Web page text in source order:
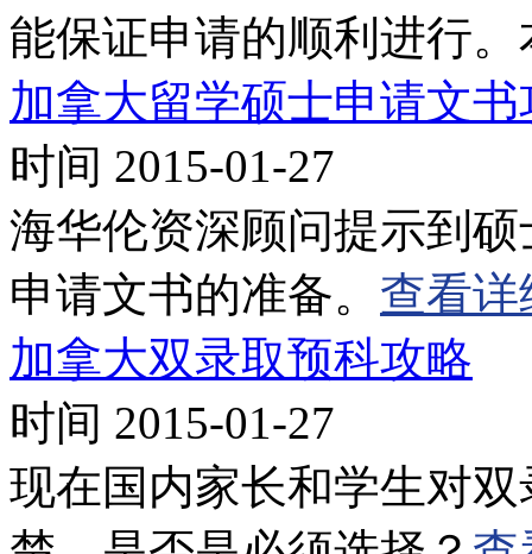
能保证申请的顺利进行
加拿大留学硕士申请文书
时间 2015-01-27
海华伦资深顾问提示到
申请文书的准备。 查看详
加拿大双录取预科攻略
时间 2015-01-27
现在国内家长和学生对